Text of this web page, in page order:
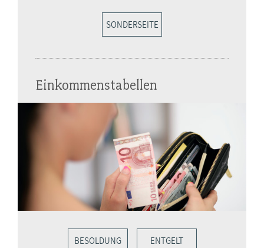
SONDERSEITE
Einkommenstabellen
BESOLDUNG ENTGELT